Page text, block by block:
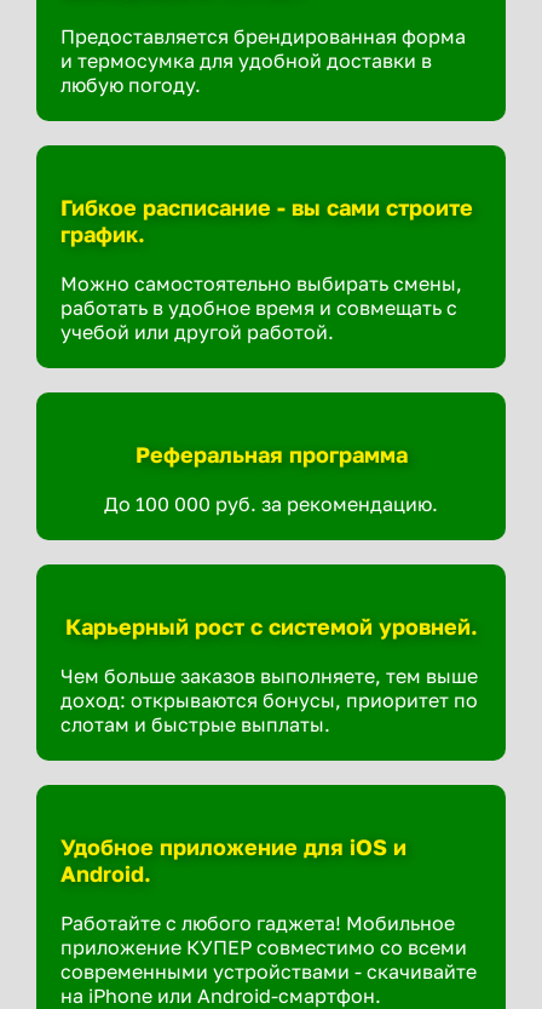
Предоставляется брендированная форма
и термосумка для удобной доставки в
любую погоду.
Гибкое расписание - вы сами строите
график.
Можно самостоятельно выбирать смены,
работать в удобное время и совмещать с
учебой или другой работой.
Реферальная программа
До 100 000 руб. за рекомендацию.
Карьерный рост с системой уровней.
Чем больше заказов выполняете, тем выше
доход: открываются бонусы, приоритет по
слотам и быстрые выплаты.
Удобное приложение для iOS и
Android.
Работайте с любого гаджета! Мобильное
приложение КУПЕР совместимо со всеми
современными устройствами - скачивайте
на iPhone или Android-смартфон.